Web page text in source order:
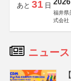
あと 31 日
福井県
式会社
ニュース